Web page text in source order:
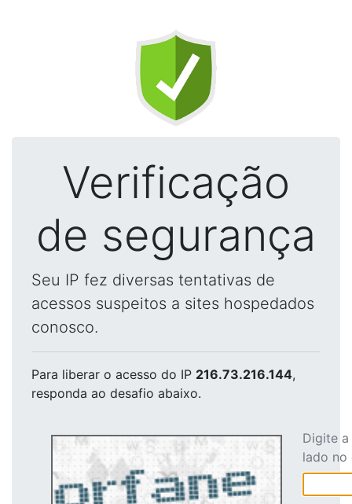
Verificação
de segurança
Seu IP fez diversas tentativas de
acessos suspeitos a sites hospedados
conosco.
Para liberar o acesso do IP 216.73.216.144,
responda ao desafio abaixo.
Digite
lado no